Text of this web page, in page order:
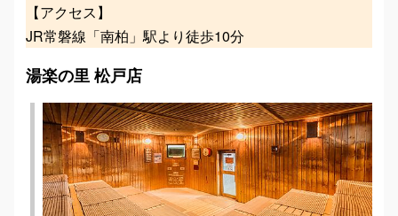
【アクセス】
JR常磐線「南柏」駅より徒歩10分
湯楽の里 松戸店